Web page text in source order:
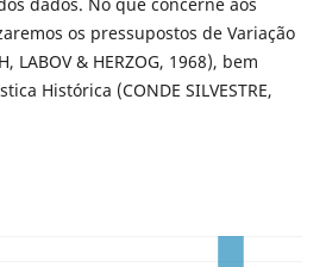
os pressupostos de Variação
LABOV & HERZOG, 1968), bem
Histórica (CONDE SILVESTRE,